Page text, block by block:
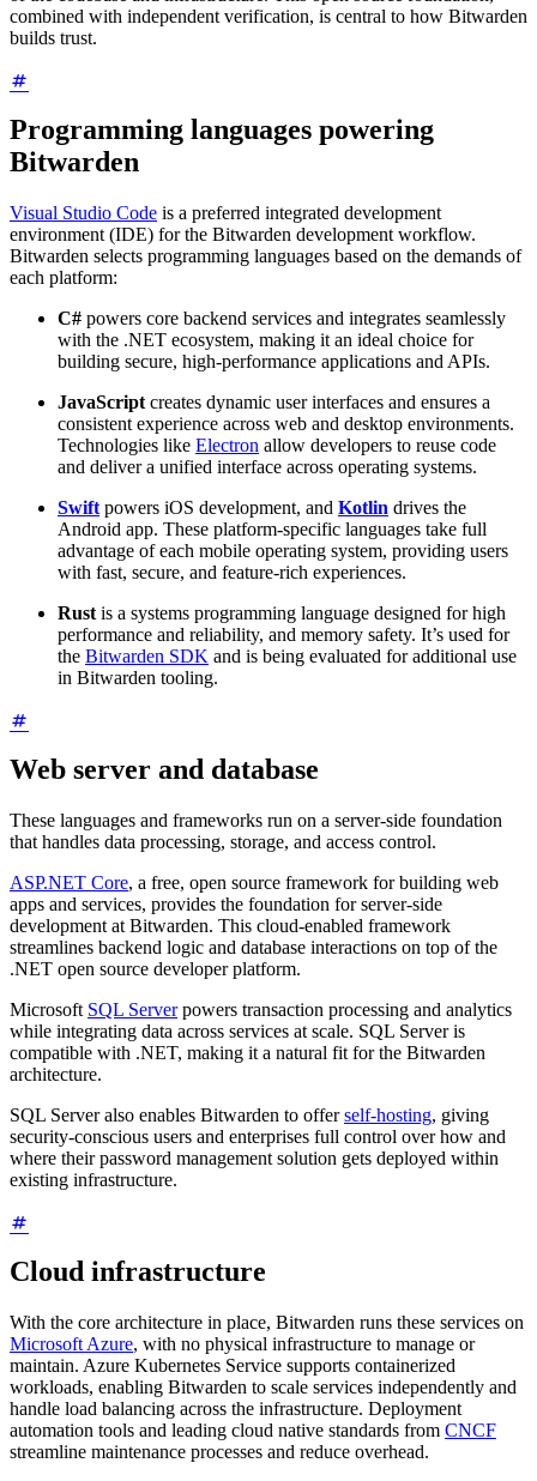
combined with independent verification, is central to how Bitwarden
builds trust.
Programming languages powering
Bitwarden
Visual Studio Code is a preferred integrated development
environment (IDE) for the Bitwarden development workflow.
Bitwarden selects programming languages based on the demands of
each platform:
C# powers core backend services and integrates seamlessly
with the .NET ecosystem, making it an ideal choice for
building secure, high-performance applications and APIs.
JavaScript creates dynamic user interfaces and ensures a
consistent experience across web and desktop environments.
Technologies like Electron allow developers to reuse code
and deliver a unified interface across operating systems.
Swift powers iOS development, and Kotlin drives the
Android app. These platform-specific languages take full
advantage of each mobile operating system, providing users
with fast, secure, and feature-rich experiences.
Rust is a systems programming language designed for high
performance and reliability, and memory safety. It’s used for
the Bitwarden SDK and is being evaluated for additional use
in Bitwarden tooling.
Web server and database
These languages and frameworks run on a server-side foundation
that handles data processing, storage, and access control.
ASP.NET Core, a free, open source framework for building web
apps and services, provides the foundation for server-side
development at Bitwarden. This cloud-enabled framework
streamlines backend logic and database interactions on top of the
.NET open source developer platform.
Microsoft SQL Serverpowers transaction processing and analytics
while integrating data across services at scale. SQL Server is
compatible with .NET, making it a natural fit for the Bitwarden
architecture.
SQL Server also enables Bitwarden to offerself-hosting, giving
security-conscious users and enterprises full control over how and
where their password management solution gets deployed within
existing infrastructure.
Cloud infrastructure
With the core architecture in place, Bitwarden runs these services on
Microsoft Azure, with no physical infrastructure to manage or
maintain. Azure Kubernetes Service supports containerized
workloads, enabling Bitwarden to scale services independently and
handle load balancing across the infrastructure. Deployment
automation tools and leading cloud native standards from CNCF
streamline maintenance processes and reduce overhead.